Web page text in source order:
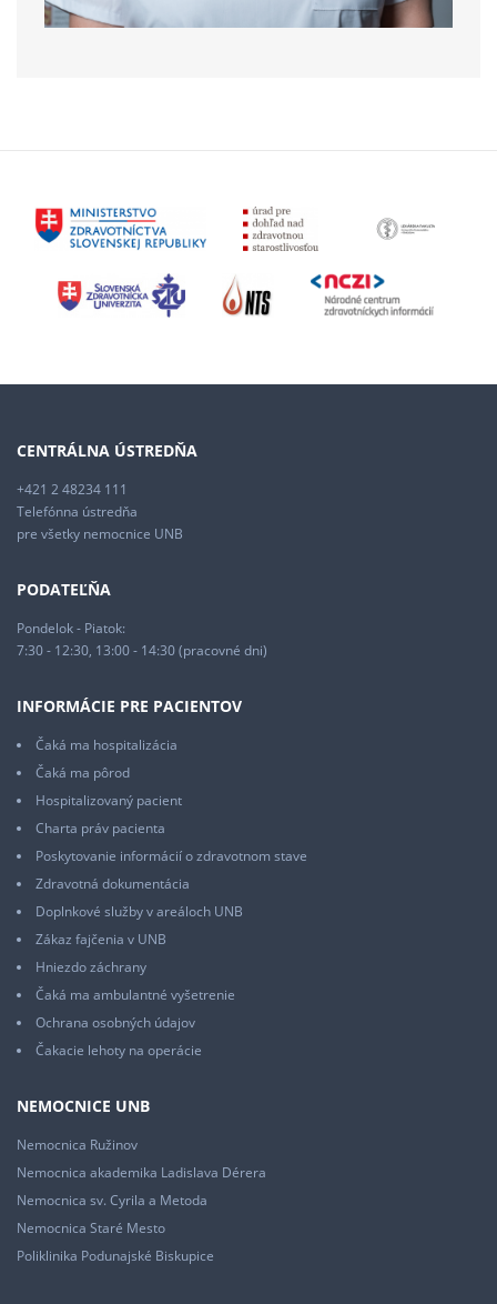
CENTRÁLNA ÚSTREDŇA
+421 2 48234 111
Telefónna ústredňa
pre všetky nemocnice UNB
PODATEĽŇA
Pondelok - Piatok:
7:30 - 12:30, 13:00 - 14:30 (pracovné dni)
INFORMÁCIE PRE PACIENTOV
Čaká ma hospitalizácia
Čaká ma pôrod
Hospitalizovaný pacient
Charta práv pacienta
Poskytovanie informácií o zdravotnom stave
Zdravotná dokumentácia
Doplnkové služby v areáloch UNB
Zákaz fajčenia v UNB
Hniezdo záchrany
Čaká ma ambulantné vyšetrenie
Ochrana osobných údajov
Čakacie lehoty na operácie
NEMOCNICE UNB
Nemocnica Ružinov
Nemocnica akademika Ladislava Dérera
Nemocnica sv. Cyrila a Metoda
Nemocnica Staré Mesto
Poliklinika Podunajské Biskupice